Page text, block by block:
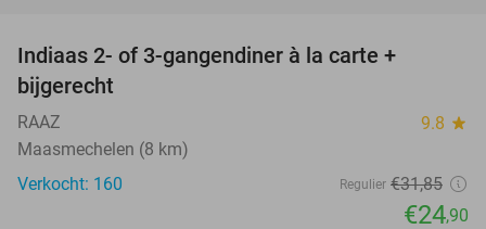
Indiaas 2- of 3-gangendiner à la carte +
bijgerecht
RAAZ 9.8 star
Maasmechelen (8 km)
Verkocht: 160
Regulier €31,85
€24,90